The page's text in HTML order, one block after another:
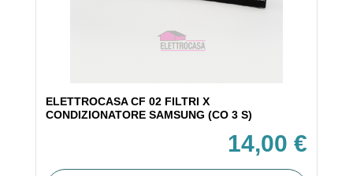
ELETTROCASA CF 02 FILTRI X
CONDIZIONATORE SAMSUNG (CO 3 S)
14,00 €